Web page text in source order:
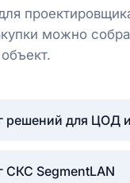
можно
решений для ЦОД
СКС SegmentLAN